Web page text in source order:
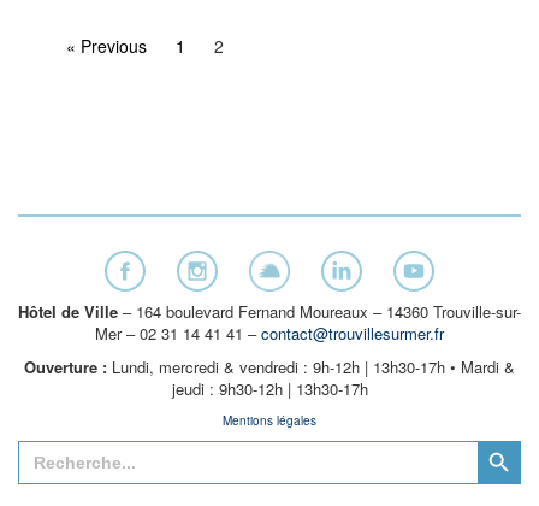
« Previous 1 2
Hôtel de Ville – 164 boulevard Fernand Moureaux – 14360 Trouville-sur-
Mer – 02 31 14 41 41 –contact@trouvillesurmer.fr
Ouverture : Lundi, mercredi & vendredi : 9h-12h | 13h30-17h • Mardi &
jeudi : 9h30-12h | 13h30-17h
Mentions légales
Search
for:
Search Button